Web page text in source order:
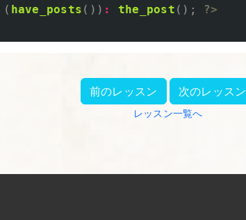
( have_posts ()) : the_post (); ?>
前のレッスン 次のレッスン
レッスン一覧へ